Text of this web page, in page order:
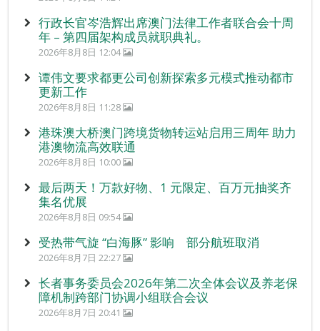
行政长官岑浩辉出席澳门法律工作者联合会十周
年 – 第四届架构成员就职典礼。
2026年8月8日 12:04
谭伟文要求都更公司创新探索多元模式推动都市
更新工作
2026年8月8日 11:28
港珠澳大桥澳门跨境货物转运站启用三周年 助力
港澳物流高效联通
2026年8月8日 10:00
最后两天！万款好物、1 元限定、百万元抽奖齐
集名优展
2026年8月8日 09:54
受热带气旋 “白海豚” 影响 部分航班取消
2026年8月7日 22:27
长者事务委员会2026年第二次全体会议及养老保
障机制跨部门协调小组联合会议
2026年8月7日 20:41